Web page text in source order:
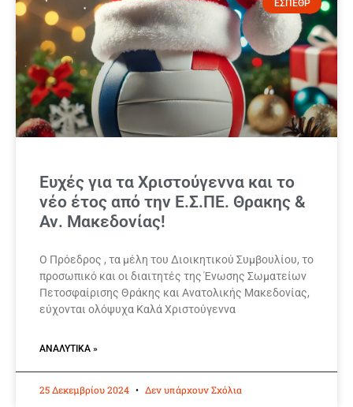
ΕΣΠΕΘΡ
Ευχές για τα Χριστούγεννα και το
νέο έτος από την Ε.Σ.ΠΕ. Θρακης &
Αν. Μακεδονίας!
Ο Πρόεδρος , τα μέλη του Διοικητικού Συμβουλίου, το
προσωπικό και οι διαιτητές της Ένωσης Σωματείων
Πετοσφαίρισης Θράκης και Ανατολικής Μακεδονίας,
εύχονται ολόψυχα Καλά Χριστούγεννα
ΑΝΑΛΥΤΙΚΆ »
25 Δεκεμβρίου 2024 Δεν υπάρχουν Σχόλια